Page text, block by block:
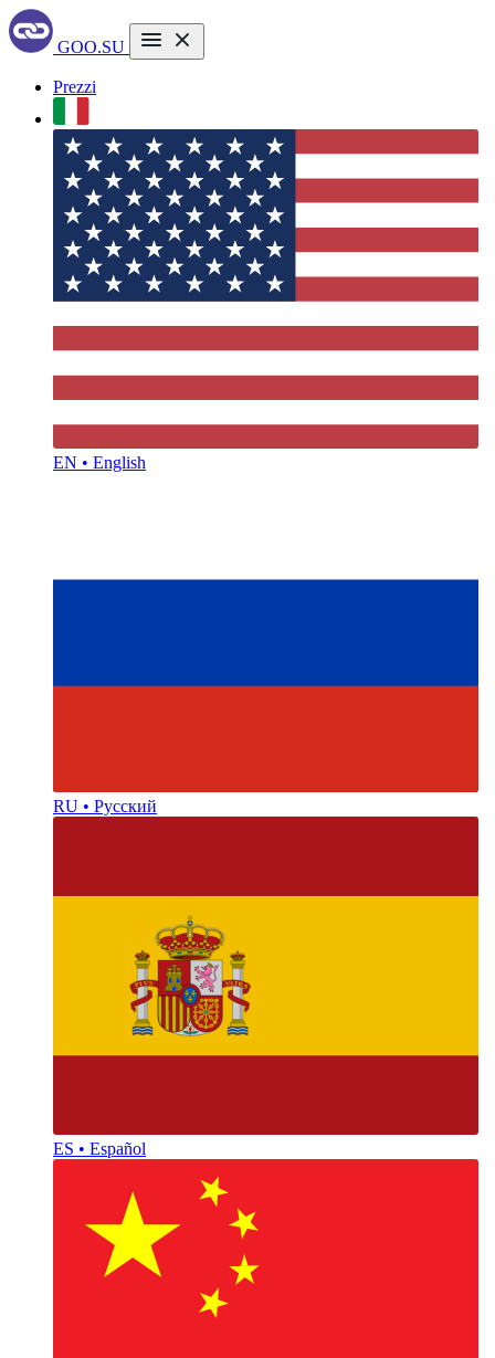
GOO.SU
Prezzi
EN • English
RU • Русский
ES • Español